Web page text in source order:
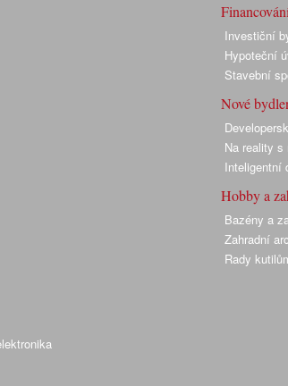
Investiční
Hypoteční
Stavební
Nové
Na reality s
Inteligentní
Hobby a
Bazény a
Zahradní
Rady